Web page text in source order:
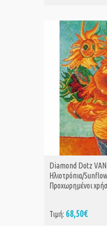
Diamond Dotz VAN
Ηλιοτρόπια/
Προχωρημένοι
Τιμή: 68,50€